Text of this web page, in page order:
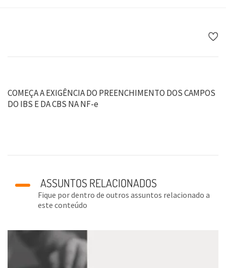
COMEÇA A EXIGÊNCIA DO PREENCHIMENTO DOS CAMPOS
DO IBS E DA CBS NA NF-e
ASSUNTOS RELACIONADOS
Fique por dentro de outros assuntos relacionado a
este conteúdo